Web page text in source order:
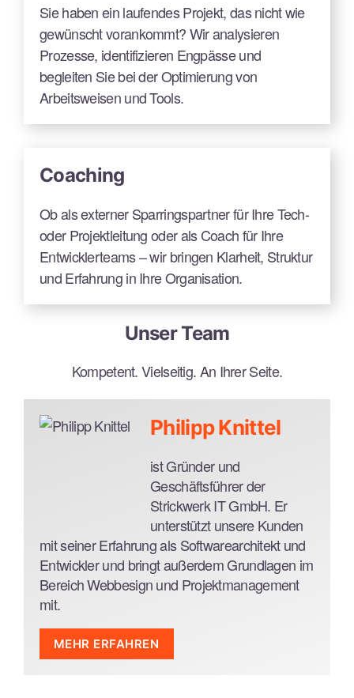
Sie haben ein laufendes Projekt, das nicht wie
gewünscht vorankommt? Wir analysieren
Prozesse, identifizieren Engpässe und
begleiten Sie bei der Optimierung von
Arbeitsweisen und Tools.
Coaching
Ob als externer Sparringspartner für Ihre Tech-
oder Projektleitung oder als Coach für Ihre
Entwicklerteams – wir bringen Klarheit, Struktur
und Erfahrung in Ihre Organisation.
Unser Team
Kompetent. Vielseitig. An Ihrer Seite.
Philipp Knittel
ist Gründer und
Geschäftsführer der
Strickwerk IT GmbH. Er
unterstützt unsere Kunden
mit seiner Erfahrung als Softwarearchitekt und
Entwickler und bringt außerdem Grundlagen im
Bereich Webbesign und Projektmanagement
mit.
MEHR ERFAHREN